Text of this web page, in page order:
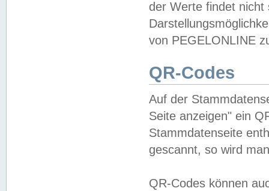
der Werte findet
von PEGELONLINE
QR-Codes
Auf der
Seite anzeigen" ein
Stammdatenseite
gescannt, so wird
QR-Codes können